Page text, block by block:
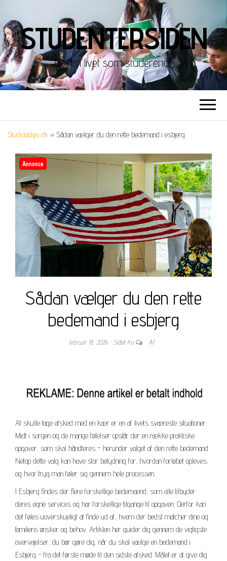
STUDENTERSIDEN
Alt om livet som studerende
Studraadgiv.dk » Sådan vælger du den rette bedemand i esbjerg
Annonce
Sådan vælger du den rette
bedemand i esbjerg
februar 18, 2026 Slået fra Af
At skulle tage afsked med en kær er en af livets sværeste situationer.
Midt i sorgen og de mange følelser opstår der en række praktiske
opgaver, som skal håndteres – herunder valget af den rette bedemand.
Netop dette valg kan have stor betydning for, hvordan forløbet opleves,
og hvor tryg man føler sig gennem hele processen.
I Esbjerg findes der flere forskellige bedemænd, som alle tilbyder
deres egne services og har forskellige tilgange til opgaven. Derfor kan
det føles uoverskueligt at finde ud af, hvem der bedst matcher dine og
familiens ønsker og behov. Artiklen her guider dig gennem de vigtigste
overvejelser, du bør gøre dig, når du skal vælge en bedemand i
Esbjerg – fra det første møde til den sidste afsked. Målet er at give dig